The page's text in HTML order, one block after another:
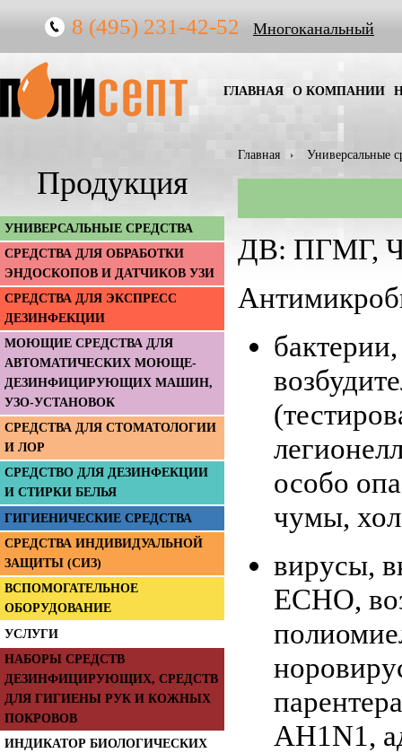
8 (495) 231-42-52 Многоканальный
ГЛАВНАЯ О КОМПАНИИ
Главная Универсальные
Продукция
УНИВЕРСАЛЬНЫЕ СРЕДСТВА
СРЕДСТВА ДЛЯ ОБРАБОТКИ
ЭНДОСКОПОВ И ДАТЧИКОВ УЗИ
СРЕДСТВА ДЛЯ ЭКСПРЕСС
ДЕЗИНФЕКЦИИ
МОЮЩИЕ СРЕДСТВА ДЛЯ
АВТОМАТИЧЕСКИХ МОЮЩЕ-
ДЕЗИНФИЦИРУЮЩИХ МАШИН,
УЗО-УСТАНОВОК
СРЕДСТВА ДЛЯ СТОМАТОЛОГИИ
И ЛОР
СРЕДСТВО ДЛЯ ДЕЗИНФЕКЦИИ
И СТИРКИ БЕЛЬЯ
ГИГИЕНИЧЕСКИЕ СРЕДСТВА
СРЕДСТВА ИНДИВИДУАЛЬНОЙ
ЗАЩИТЫ (СИЗ)
ВСПОМОГАТЕЛЬНОЕ
ОБОРУДОВАНИЕ
УСЛУГИ
НАБОРЫ СРЕДСТВ
ДЕЗИНФИЦИРУЮЩИХ, СРЕДСТВ
ДЛЯ ГИГИЕНЫ РУК И КОЖНЫХ
ПОКРОВОВ
ИНДИКАТОР БИОЛОГИЧЕСКИХ
ДВ: ПГМГ,
особо
чумы,
вирусы,
ЕСНО,
AH1N1,